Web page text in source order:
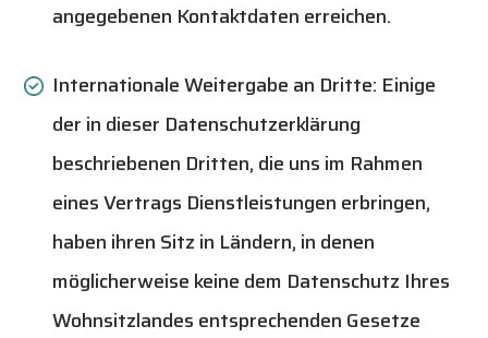
angegebenen Kontaktdaten erreichen.
Internationale Weitergabe an Dritte: Einige
der in dieser Datenschutzerklärung
beschriebenen Dritten, die uns im Rahmen
eines Vertrags Dienstleistungen erbringen,
haben ihren Sitz in Ländern, in denen
möglicherweise keine dem Datenschutz Ihres
Wohnsitzlandes entsprechenden Gesetze